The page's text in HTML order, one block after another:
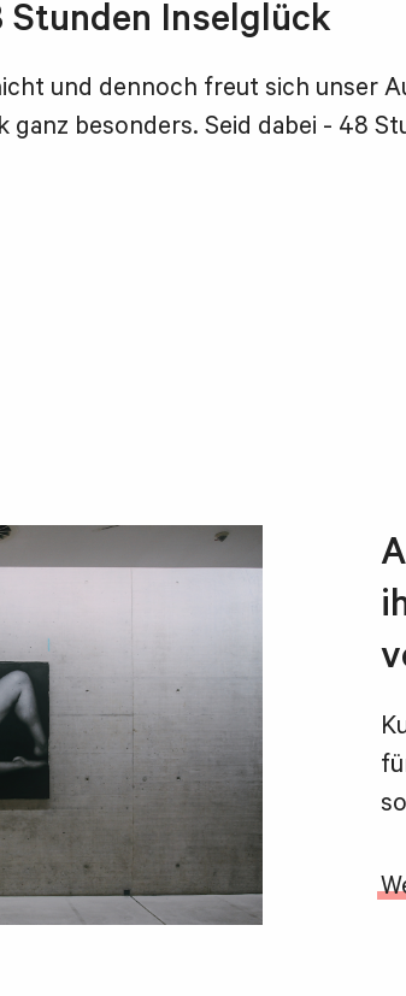
Inselglück
und dennoch freut sich unser
ganz besonders. Seid dabei - 48